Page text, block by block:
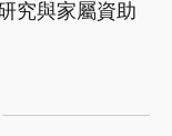
究與家屬資助